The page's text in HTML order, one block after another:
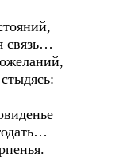
связь…